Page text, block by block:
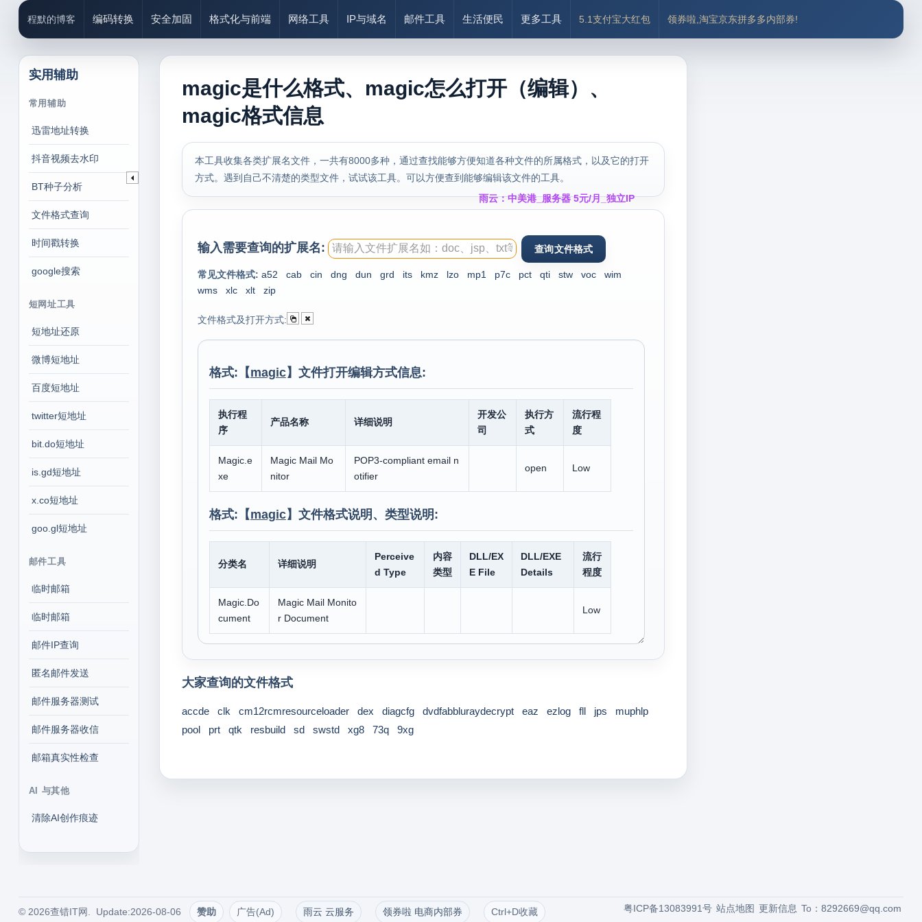
程默的博客 编码转换 安全加固 格式化与前端 网络工具 IP与域名 邮件工具 生活便民 更多工具 5.1支付宝大红包 领券啦,淘宝京东拼多多内部券!
实用辅助
常用辅助
迅雷地址转换
抖音视频去水印
BT种子分析
文件格式查询
时间戳转换
google搜索
短网址工具
短地址还原
微博短地址
百度短地址
twitter短地址
bit.do短地址
is.gd短地址
x.co短地址
goo.gl短地址
邮件工具
临时邮箱
临时邮箱
邮件IP查询
匿名邮件发送
邮件服务器测试
邮件服务器收信
邮箱真实性检查
AI 与其他
清除AI创作痕迹
magic是什么格式、magic怎么打开（编辑）、
magic格式信息
本工具收集各类扩展名文件，一共有8000多种，通过查找能够方便知道各种文件的所属格式，以及它的打开
方式。遇到自己不清楚的类型文件，试试该工具。可以方便查到能够编辑该文件的工具。
雨云：中美港_服务器 5元/月_独立IP
输入需要查询的扩展名:
常见文件格式: a52 cab cin dng dun grd its kmz lzo mp1 p7c pct qti stw voc
wim
wms
xlc xlt zip
文件格式及打开方式:
格式:【magic】文件打开编辑方式信息:
执行程
序
产品名称 详细说明
开发公
司
执行方
式
流行程
度
Magic.e
xe
Magic Mail Mo
nitor
POP3-compliant email n
otifier
open Low
格式:【magic】文件格式说明、类型说明:
分类名 详细说明
Perceive
d Type
内容
类型
DLL/EX
E File
DLL/EXE
Details
流行
程度
Magic.Do
cument
Magic Mail Monito
r Document
Low
大家查询的文件格式
accde clk cm12rcmresourceloader dex diagcfg dvdfabbluraydecrypt eaz ezlog fll jps
muphlp
pool
prt qtk resbuild sd swstd xg8 73q 9xg
© 2026查错IT网. Update:2026-08-06 赞助 广告(Ad) 雨云 云服务 领券啦 电商内部券 Ctrl+D收藏 To：8292669@qq.com
更新信息
站点地图
粤ICP备13083991号